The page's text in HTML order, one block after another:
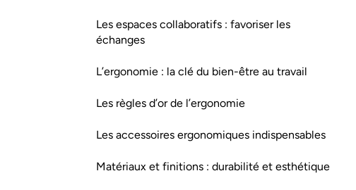
Les espaces collaboratifs : favoriser les
échanges
L’ergonomie : la clé du bien-être au travail
Les règles d’or de l’ergonomie
Les accessoires ergonomiques indispensables
Matériaux et finitions : durabilité et esthétique